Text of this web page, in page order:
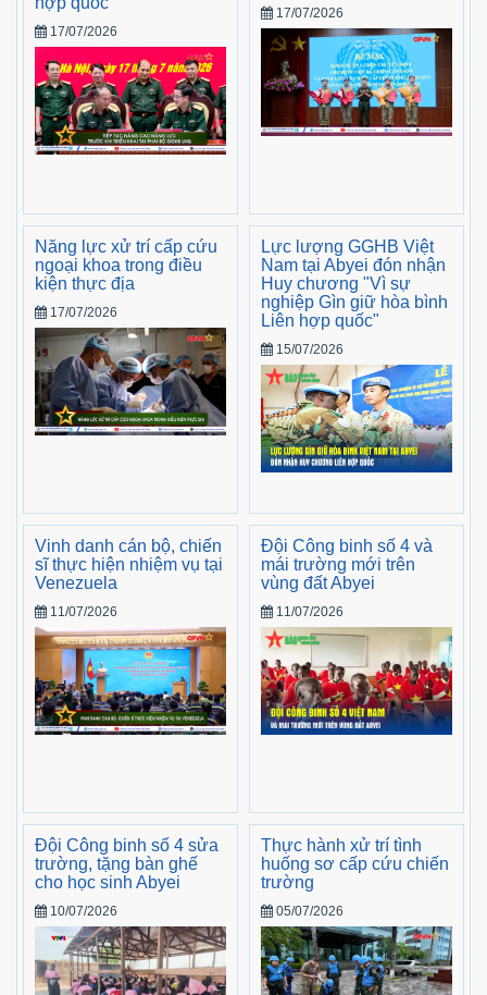
17/07/2026
17/07/2026
Năng lực xử trí cấp cứu
ngoại khoa trong điều
kiện thực địa
17/07/2026
Lực lượng GGHB Việt
Nam tại Abyei đón nhận
Huy chương "Vì sự
nghiệp Gìn giữ hòa bình
Liên hợp quốc"
15/07/2026
Vinh danh cán bộ, chiến
sĩ thực hiện nhiệm vụ tại
Venezuela
11/07/2026
Đội Công binh số 4 và
mái trường mới trên
vùng đất Abyei
11/07/2026
Đội Công binh số 4 sửa
trường, tặng bàn ghế
cho học sinh Abyei
10/07/2026
Thực hành xử trí tình
huống sơ cấp cứu chiến
trường
05/07/2026